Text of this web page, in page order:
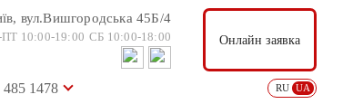
вул.Вишгородська 45Б/4
10:00-19:00 СБ 10:00-18:00 Онлайн заявка
485 1478 RU UA
вул.Вишгородська 45Б/4
19:00 СБ 10:00-18:00
USD: 36.57 EUR: 38.88